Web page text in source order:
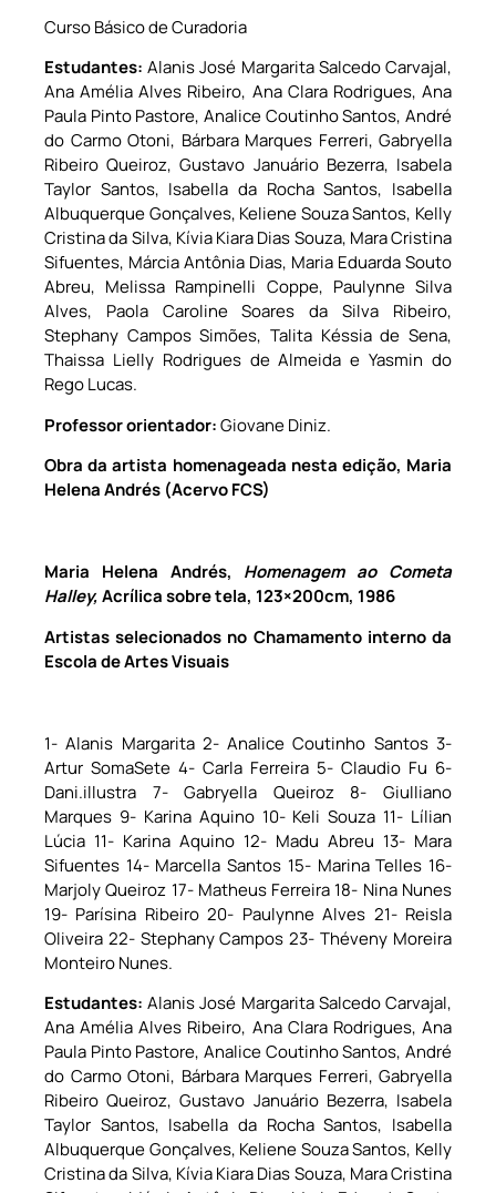
Curso Básico de Curadoria
Estudantes: Alanis José Margarita Salcedo Carvajal,
Ana Amélia Alves Ribeiro, Ana Clara Rodrigues, Ana
Paula Pinto Pastore, Analice Coutinho Santos, André
do Carmo Otoni, Bárbara Marques Ferreri, Gabryella
Ribeiro Queiroz, Gustavo Januário Bezerra, Isabela
Taylor Santos, Isabella da Rocha Santos, Isabella
Albuquerque Gonçalves, Keliene Souza Santos, Kelly
Cristina da Silva, Kívia Kiara Dias Souza, Mara Cristina
Sifuentes, Márcia Antônia Dias, Maria Eduarda Souto
Abreu, Melissa Rampinelli Coppe, Paulynne Silva
Alves, Paola Caroline Soares da Silva Ribeiro,
Stephany Campos Simões, Talita Késsia de Sena,
Thaissa Lielly Rodrigues de Almeida e Yasmin do
Rego Lucas.
Professor orientador:Giovane Diniz.
Obra da artista homenageada nesta edição, Maria
Helena Andrés (Acervo FCS)
Maria Helena Andrés, Homenagem ao Cometa
Halley,Acrílica sobre tela, 123×200cm, 1986
Artistas selecionados no Chamamento interno da
Escola de Artes Visuais
1- Alanis Margarita 2- Analice Coutinho Santos 3-
Artur SomaSete 4- Carla Ferreira 5- Claudio Fu 6-
Dani.illustra 7- Gabryella Queiroz 8- Giulliano
Marques 9- Karina Aquino 10- Keli Souza 11- Lílian
Lúcia 11- Karina Aquino 12- Madu Abreu 13- Mara
Sifuentes 14- Marcella Santos 15- Marina Telles 16-
Marjoly Queiroz 17- Matheus Ferreira 18- Nina Nunes
19- Parísina Ribeiro 20- Paulynne Alves 21- Reisla
Oliveira 22- Stephany Campos 23- Théveny Moreira
Monteiro Nunes.
Estudantes: Alanis José Margarita Salcedo Carvajal,
Ana Amélia Alves Ribeiro, Ana Clara Rodrigues, Ana
Paula Pinto Pastore, Analice Coutinho Santos, André
do Carmo Otoni, Bárbara Marques Ferreri, Gabryella
Ribeiro Queiroz, Gustavo Januário Bezerra, Isabela
Taylor Santos, Isabella da Rocha Santos, Isabella
Albuquerque Gonçalves, Keliene Souza Santos, Kelly
Cristina da Silva, Kívia Kiara Dias Souza, Mara Cristina